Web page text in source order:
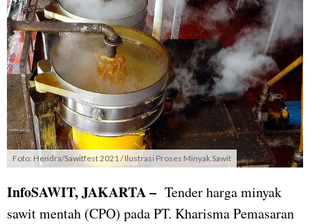
Foto: Hendra/Sawitfest 2021 / Ilustrasi Proses Minyak Sawit
InfoSAWIT, JAKARTA – Tender harga minyak
sawit mentah (CPO) pada PT. Kharisma Pemasaran